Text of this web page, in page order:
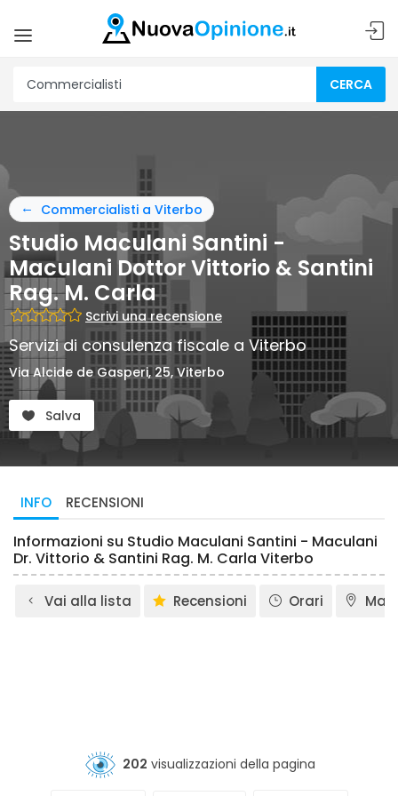
CERCA
Commercialisti a Viterbo
Studio Maculani Santini -
Maculani Dottor Vittorio & Santini
Rag. M. Carla
Scrivi una recensione
Servizi di consulenza fiscale a Viterbo
Via Alcide de Gasperi, 25, Viterbo
Salva
INFO RECENSIONI
Informazioni su Studio Maculani Santini - Maculani
Dr. Vittorio & Santini Rag. M. Carla Viterbo
Vai alla lista Recensioni Orari
202 visualizzazioni della pagina